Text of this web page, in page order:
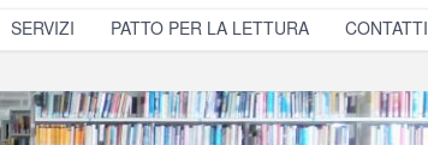
SERVIZI PATTO PER LA LETTURA CONTATTI